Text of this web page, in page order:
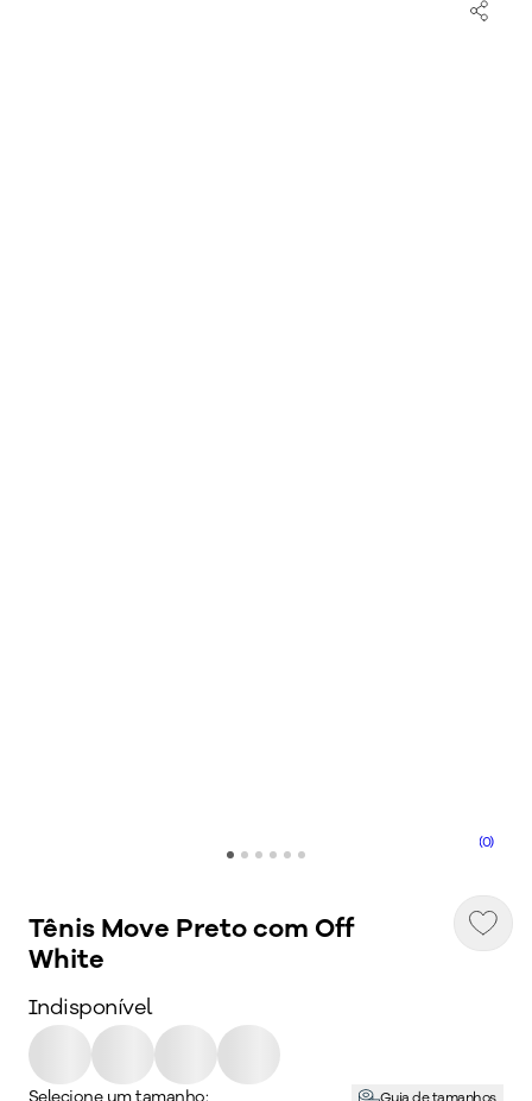
(0)
Tênis Move Preto com Off
White
Indisponível